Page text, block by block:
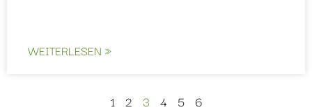
WEITERLESEN »
1 2 3 4 5 6